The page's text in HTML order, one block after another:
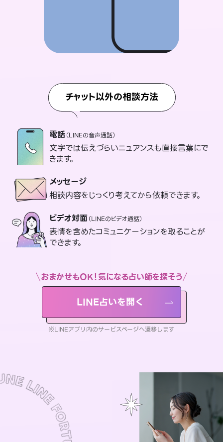
チャット以外の相談方法
電話（LINEの音声通話）
文字では伝えづらいニュアンスも直接言葉にで
きます。
メッセージ
相談内容をじっくり考えてから依頼できます。
ビデオ対面（LINEのビデオ通話）
表情を含めたコミュニケーションを取ることが
できます。
おまかせもOK！気になる占い師を探そう
LINE占いを開く
※LINEアプリ内のサービスページへ遷移します